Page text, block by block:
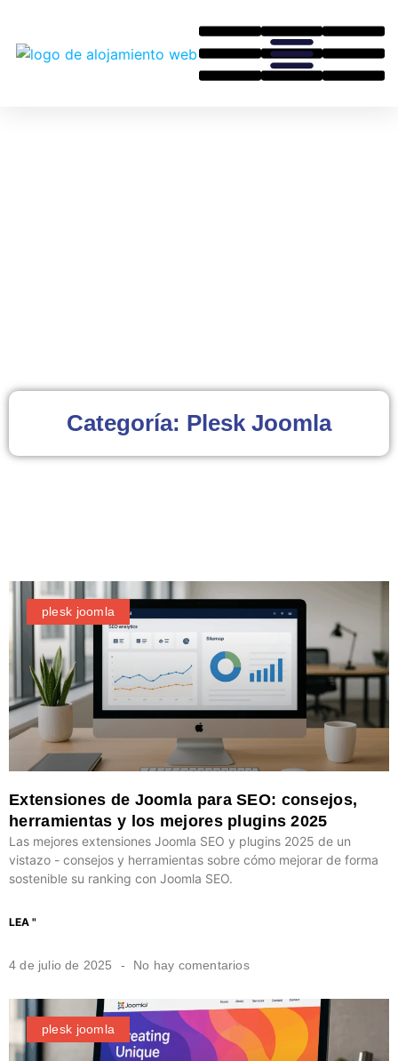
Categoría: Plesk Joomla
plesk joomla
Extensiones de Joomla para SEO: consejos,
herramientas y los mejores plugins 2025
Las mejores extensiones Joomla SEO y plugins 2025 de un
vistazo - consejos y herramientas sobre cómo mejorar de forma
sostenible su ranking con Joomla SEO.
LEA "
4 de julio de 2025 No hay comentarios
plesk joomla